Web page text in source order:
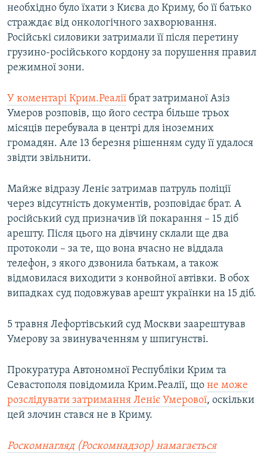
необхідно було їхати з Києва до Криму, бо її батько
страждає від онкологічного захворювання.
Російські силовики затримали її після перетину
грузино-російського кордону за порушення правил
режимної зони.
У коментарі Крим.Реалії брат затриманої Азіз
Умеров розповів, що його сестра більше трьох
місяців перебувала в центрі для іноземних
громадян. Але 13 березня рішенням суду її удалося
звідти звільнити.
Майже відразу Леніє затримав патруль поліції
через відсутність документів, розповідає брат. А
російський суд призначив їй покарання – 15 діб
арешту. Після цього на дівчину склали ще два
протоколи – за те, що вона вчасно не віддала
телефон, з якого дзвонила батькам, а також
відмовилася виходити з конвойної автівки. В обох
випадках суд подовжував арешт українки на 15 діб.
5 травня Лефортівський суд Москви заарештував
Умерову за звинуваченням у шпигунстві.
Прокуратура Автономної Республіки Крим та
Севастополя повідомила Крим.Реалії, що не може
розслідувати затримання Леніє Умерової, оскільки
цей злочин стався не в Криму.
Роскомнагляд (Роскомнадзор) намагається